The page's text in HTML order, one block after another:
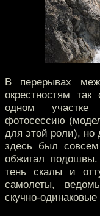
В перерывах
окрестностям
одном
фотосессию
для этой роли), но
здесь был
обжигал
тень скалы и
самолеты,
скучно-